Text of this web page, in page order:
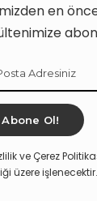
en
Abone Ol!
ve Çerez
üzere işlenecektir.